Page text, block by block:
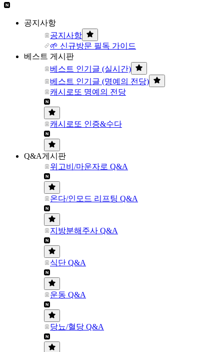
공지사항
공지사항
🌱 신규방문 필독 가이드
베스트 게시판
베스트 인기글 (실시간)
베스트 인기글 (명예의 전당)
캐시로또 명예의 전당
캐시로또 인증&수다
Q&A게시판
위고비/마운자로 Q&A
온다/인모드 리프팅 Q&A
지방분해주사 Q&A
식단 Q&A
운동 Q&A
당뇨/혈당 Q&A